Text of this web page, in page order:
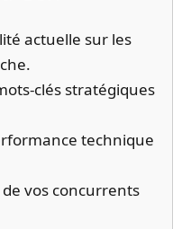
actuelle sur les
clés stratégiques
technique
vos concurrents